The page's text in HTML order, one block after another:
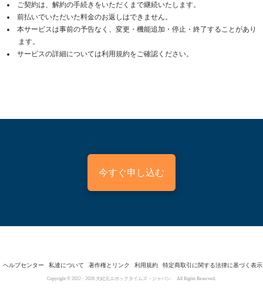
ご契約は、解約の手続きをいただくまで継続いたします。
前払いでいただいた料金のお返しはできません。
本サービスは事前の予告なく、変更・機能追加・停止・終了することがあり
ます。
サービスの詳細については利用規約をご確認ください。
今すぐ申し込む
ヘルプセンター 私達について 著作権とリンク 利用規約 特定商取引に関する法律に基づく表示
Copyright © 2022 - 2026 大紀元エポックタイムズ・ジャパン. All Rights Reserved.